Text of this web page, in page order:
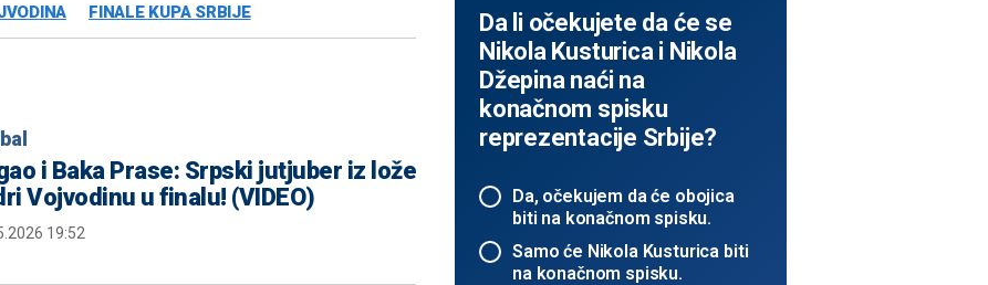
FINALE KUPA SRBIJE
i Baka Prase: Srpski jutjuber iz lože
Vojvodinu u finalu! (VIDEO)
19:52
Da li očekujete da će se
Nikola Kusturica i Nikola
Džepina naći na
konačnom spisku
reprezentacije Srbije?
Da, očekujem da će obojica
biti na konačnom spisku.
Samo će Nikola Kusturica biti
na konačnom spisku.